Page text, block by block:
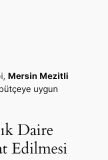
Mersin Mezitli
uygun
Daire
Edilmesi